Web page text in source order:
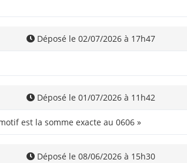
Déposé le 02/07/2026 à 17h47
Déposé le 01/07/2026 à 11h42
est la somme exacte au 0606 »
Déposé le 08/06/2026 à 15h30